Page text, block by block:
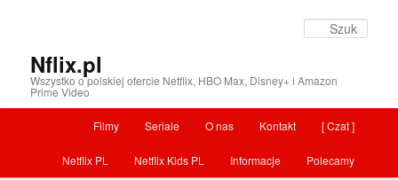
Nflix.pl
Wszystko o polskiej ofercie Netflix, HBO Max, Disney+ i Amazon
Prime Video
Menu główne
Przeskocz do tekstu [ Czat ]
Kontakt
O nas
Seriale
Filmy
Polecamy
Informacje
Netflix Kids PL
Netflix PL